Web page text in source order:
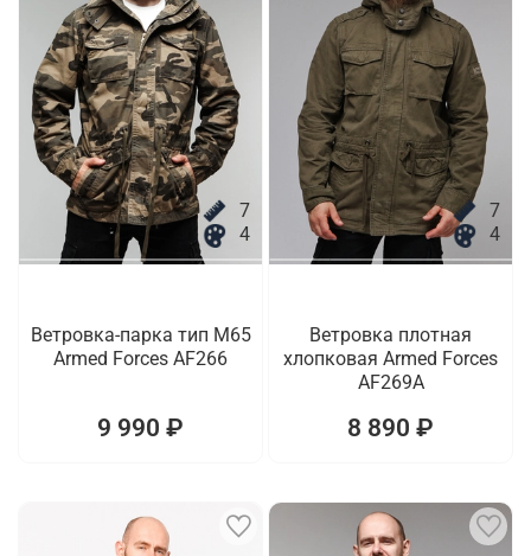
7
4
Ветровка-парка тип M65
Armed Forces AF266
9 990 ₽
7
4
Ветровка плотная
хлопковая Armed Forces
AF269A
8 890 ₽